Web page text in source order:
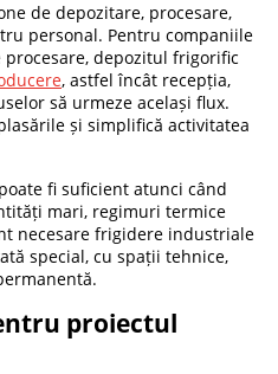
de depozitare, procesare,
personal. Pentru companiile
depozitul frigorific
, astfel încât recepția,
să urmeze același flux.
și simplifică activitatea
fi suficient atunci când
mari, regimuri termice
necesare frigidere industriale
special, cu spații tehnice,
proiectul